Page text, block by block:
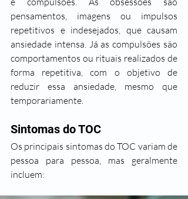
pensamentos, imagens ou impulsos
repetitivos e indesejados, que causam
ansiedade intensa. Já as compulsões são
comportamentos ou rituais realizados de
forma repetitiva, com o objetivo de
reduzir essa ansiedade, mesmo que
temporariamente.
Sintomas do TOC
Os principais sintomas do TOC variam de
pessoa para pessoa, mas geralmente
incluem: